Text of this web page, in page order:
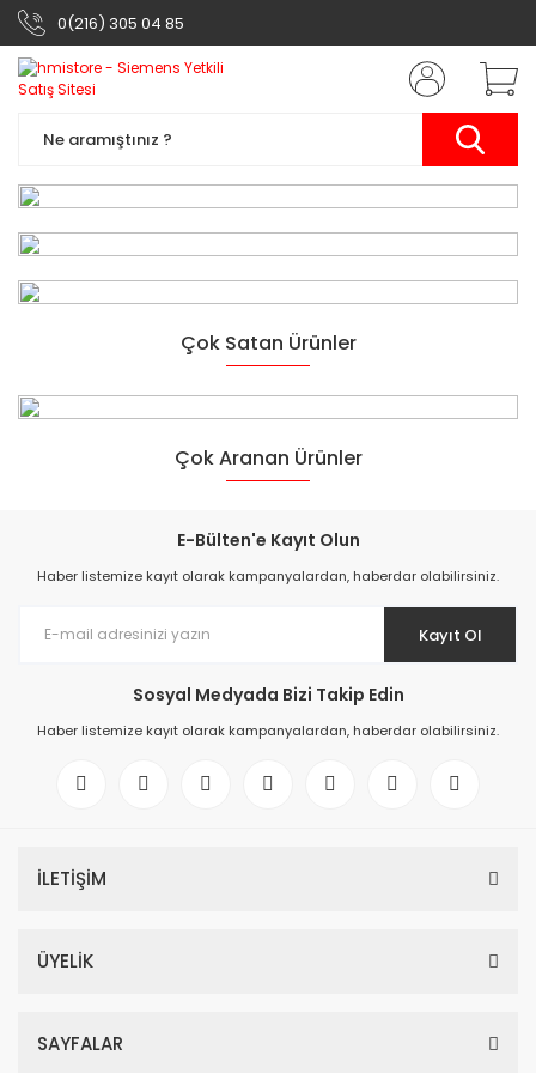
0(216) 305 04 85
Siemens Otomasyon
Ürünleri
Çok Satan Ürünler
6ES7521-1BL00-0AB0 SIMATIC S7-1500, digital input module DI 32x24
Çok Aranan Ürünler
E-Bülten'e Kayıt Olun
Haber listemize kayıt olarak kampanyalardan, haberdar olabilirsiniz.
Kayıt Ol
Sosyal Medyada Bizi Takip Edin
Haber listemize kayıt olarak kampanyalardan, haberdar olabilirsiniz.
İLETİŞİM
ÜYELİK
SAYFALAR